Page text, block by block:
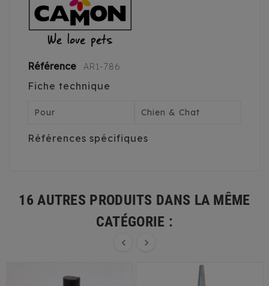
Référence AR1-786
Fiche technique
Pour Chien & Chat
Références spécifiques
16 AUTRES PRODUITS DANS LA MÊME
CATÉGORIE :
 